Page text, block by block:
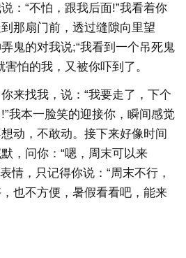
：“不怕，跟我后面!”我看着你
那扇门前，透过缝隙向里望
鬼的对我说;“我看到一个吊死鬼
怕的我，又被你吓到了。
来找我，说：“我要走了，下个
我本一脸笑的迎接你，瞬间感觉
动，不敢动。接下来好像时间
，问你：“嗯，周末可以来
情，只记得你说：“周末不行，
也不方便，暑假看看吧，能来